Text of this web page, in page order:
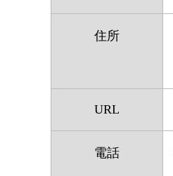
住所
URL
電話